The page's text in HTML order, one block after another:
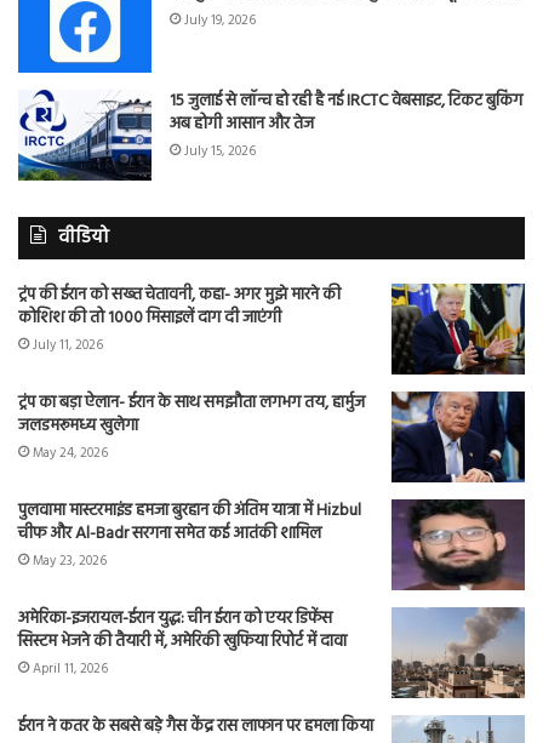
July 19, 2026
15 जुलाई से लॉन्च हो रही है नई IRCTC वेबसाइट, टिकट बुकिंग
अब होगी आसान और तेज
July 15, 2026
वीडियो
ट्रंप की ईरान को सख्त चेतावनी, कहा- अगर मुझे मारने की
कोशिश की तो 1000 मिसाइलें दाग दी जाएंगी
July 11, 2026
ट्रंप का बड़ा ऐलान- ईरान के साथ समझौता लगभग तय, हार्मुज
जलडमरूमध्य खुलेगा
May 24, 2026
पुलवामा मास्टरमाइंड हमजा बुरहान की अंतिम यात्रा में Hizbul
चीफ और Al-Badr सरगना समेत कई आतंकी शामिल
May 23, 2026
अमेरिका-इजरायल-ईरान युद्ध: चीन ईरान को एयर डिफेंस
सिस्टम भेजने की तैयारी में, अमेरिकी खुफिया रिपोर्ट में दावा
April 11, 2026
ईरान ने कतर के सबसे बड़े गैस केंद्र रास लाफान पर हमला किया